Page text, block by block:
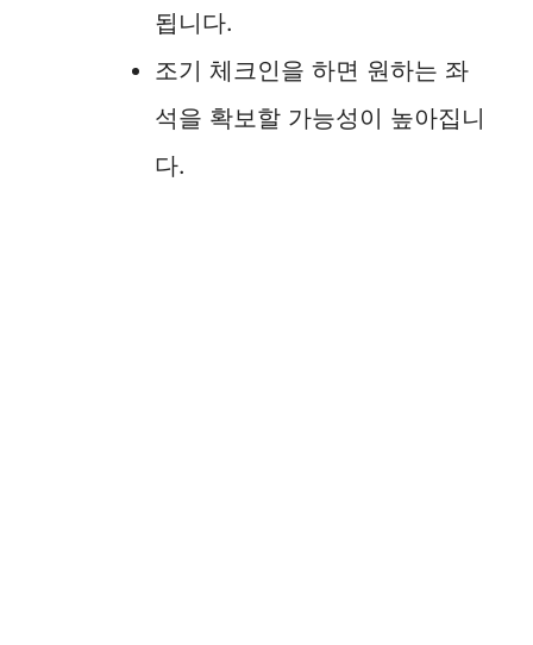
됩니다.
조기 체크인을 하면 원하는 좌
석을 확보할 가능성이 높아집니
다.